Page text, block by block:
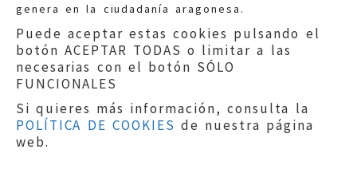
genera en la ciudadanía aragonesa.
Puede aceptar estas cookies pulsando el
botón ACEPTAR TODAS o limitar a las
necesarias con el botón SÓLO
FUNCIONALES
Si quieres más información, consulta la
POLÍTICA DE COOKIES de nuestra página
web.
Teléfonos:900 210 210/
Aviso legal|Política de privacidad|
Protección de Datos